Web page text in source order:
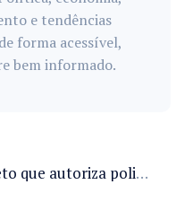
e tendências
forma acessível,
bem informado.
Câmara analisa projeto que autoriza policiais civis embarcarem armados em aeronaves civis mediante regras